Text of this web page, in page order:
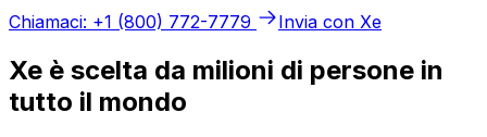
Chiamaci: +1 (800) 772-7779
Invia con Xe
Xe è scelta da milioni di persone in
tutto il mondo